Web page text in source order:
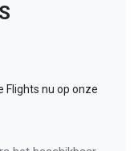
Flights nu op onze